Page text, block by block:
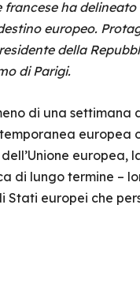
ha
europeo.
della
di Parigi.
di una
europea
europea,
lungo termine –
Stati europei che